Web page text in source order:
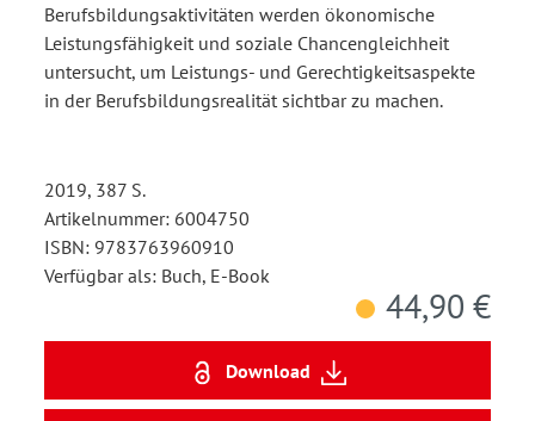
Berufsbildungsaktivitäten werden ökonomische
Leistungsfähigkeit und soziale Chancengleichheit
untersucht, um Leistungs- und Gerechtigkeitsaspekte
in der Berufsbildungsrealität sichtbar zu machen.
2019, 387 S.
Artikelnummer: 6004750
ISBN: 9783763960910
Verfügbar als: Buch, E-Book
44,90 €
Download